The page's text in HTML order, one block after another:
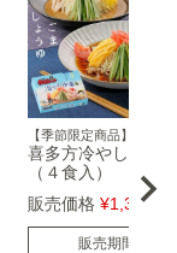
【季節限定商品】
喜多方冷やし中華
（４食入）
販売価格 ¥1,339
販売期間